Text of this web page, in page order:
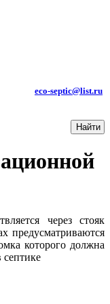
eco-septic@list.ru
через стояк
предусматриваются
которого должна